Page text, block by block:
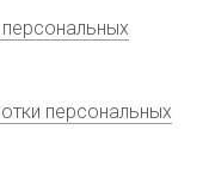
персональных